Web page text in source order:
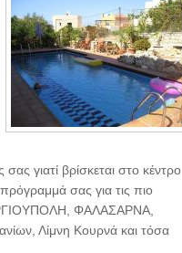
γιατί βρίσκεται στο κέντρο
σας για τις πιο
ΦΑΛΑΣΑΡΝΑ,
Λίμνη Κουρνά και τόσα